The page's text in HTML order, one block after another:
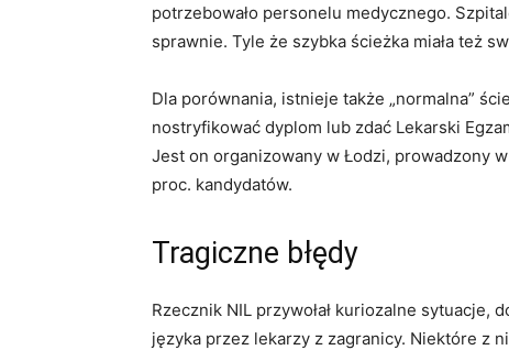
potrzebowało personelu medycznego.
sprawnie. Tyle że szybka ścieżka miała też
Dla porównania, istnieje także „normalna”
nostryfikować dyplom lub zdać Lekarski
Jest on organizowany w Łodzi, prowadzony
proc. kandydatów.
Tragiczne błędy
Rzecznik NIL przywołał kuriozalne sytuacje,
języka przez lekarzy z zagranicy. Niektóre z